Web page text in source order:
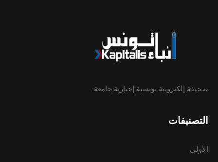
صحيفة إلكترونية تونسية إخبارية جامعة.
التصنيفات
الأولى